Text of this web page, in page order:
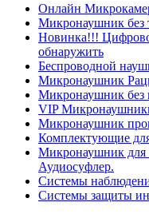
Онлайн
Микронаушник без
Новинка!!!
обнаружить
Беспроводной
Микронаушник
Микронаушник без
VIP
Микронаушник
Комплектующие
Микронаушник для
Аудиосуфлер.
Системы
Системы защиты